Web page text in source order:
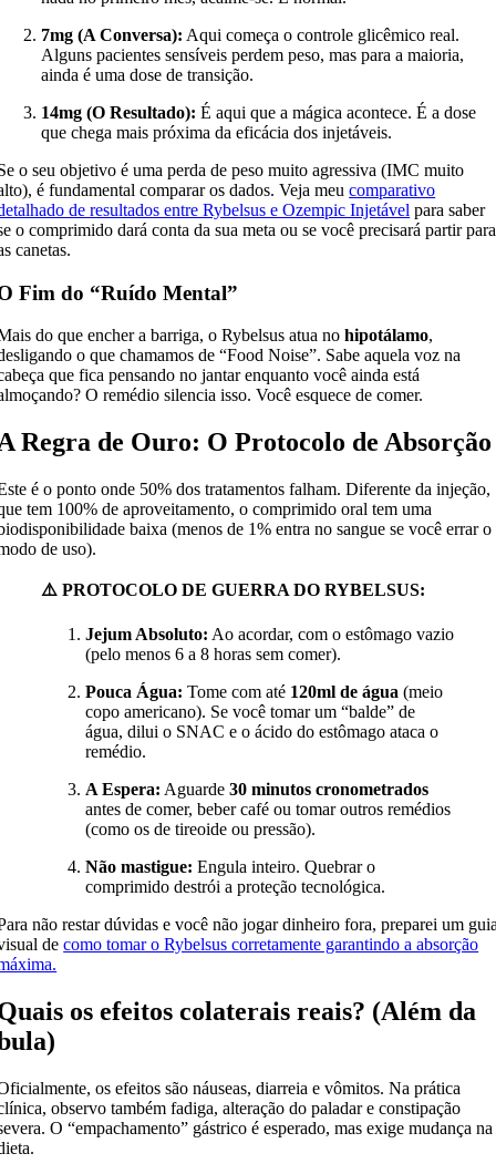
7mg (A Conversa): Aqui começa o controle glicêmico real.
Alguns pacientes sensíveis perdem peso, mas para a maioria,
ainda é uma dose de transição.
14mg (O Resultado): É aqui que a mágica acontece. É a dose
que chega mais próxima da eficácia dos injetáveis.
o seu objetivo é uma perda de peso muito agressiva (IMC muito
é fundamental comparar os dados. Veja meucomparativo
de resultados entre Rybelsus e Ozempic Injetável para saber
o comprimido dará conta da sua meta ou se você precisará partir para
canetas.
Fim do “Ruído Mental”
do que encher a barriga, o Rybelsus atua nohipotálamo,
o que chamamos de “Food Noise”. Sabe aquela voz na
que fica pensando no jantar enquanto você ainda está
O remédio silencia isso. Você esquece de comer.
Regra de Ouro: O Protocolo de Absorção
é o ponto onde 50% dos tratamentos falham. Diferente da injeção,
tem 100% de aproveitamento, o comprimido oral tem uma
baixa (menos de 1% entra no sangue se você errar o
de uso).
⚠️ PROTOCOLO DE GUERRA DO RYBELSUS:
Jejum Absoluto: Ao acordar, com o estômago vazio
(pelo menos 6 a 8 horas sem comer).
Pouca Água: Tome com até 120ml de água (meio
copo americano). Se você tomar um “balde” de
água, dilui o SNAC e o ácido do estômago ataca o
remédio.
A Espera: Aguarde30 minutos cronometrados
antes de comer, beber café ou tomar outros remédios
(como os de tireoide ou pressão).
Não mastigue: Engula inteiro. Quebrar o
comprimido destrói a proteção tecnológica.
não restar dúvidas e você não jogar dinheiro fora, preparei um
decomo tomar o Rybelsus corretamente garantindo a absorção
os efeitos colaterais reais? (Além da
os efeitos são náuseas, diarreia e vômitos. Na prática
observo também fadiga, alteração do paladar e constipação
O “empachamento” gástrico é esperado, mas exige mudança na